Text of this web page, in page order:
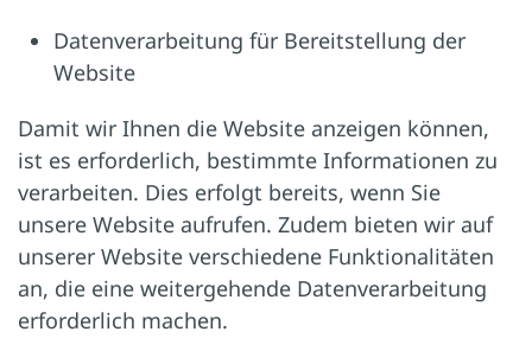
Datenverarbeitung für Bereitstellung der
Website
Damit wir Ihnen die Website anzeigen können,
ist es erforderlich, bestimmte Informationen zu
verarbeiten. Dies erfolgt bereits, wenn Sie
unsere Website aufrufen. Zudem bieten wir auf
unserer Website verschiedene Funktionalitäten
an, die eine weitergehende Datenverarbeitung
erforderlich machen.